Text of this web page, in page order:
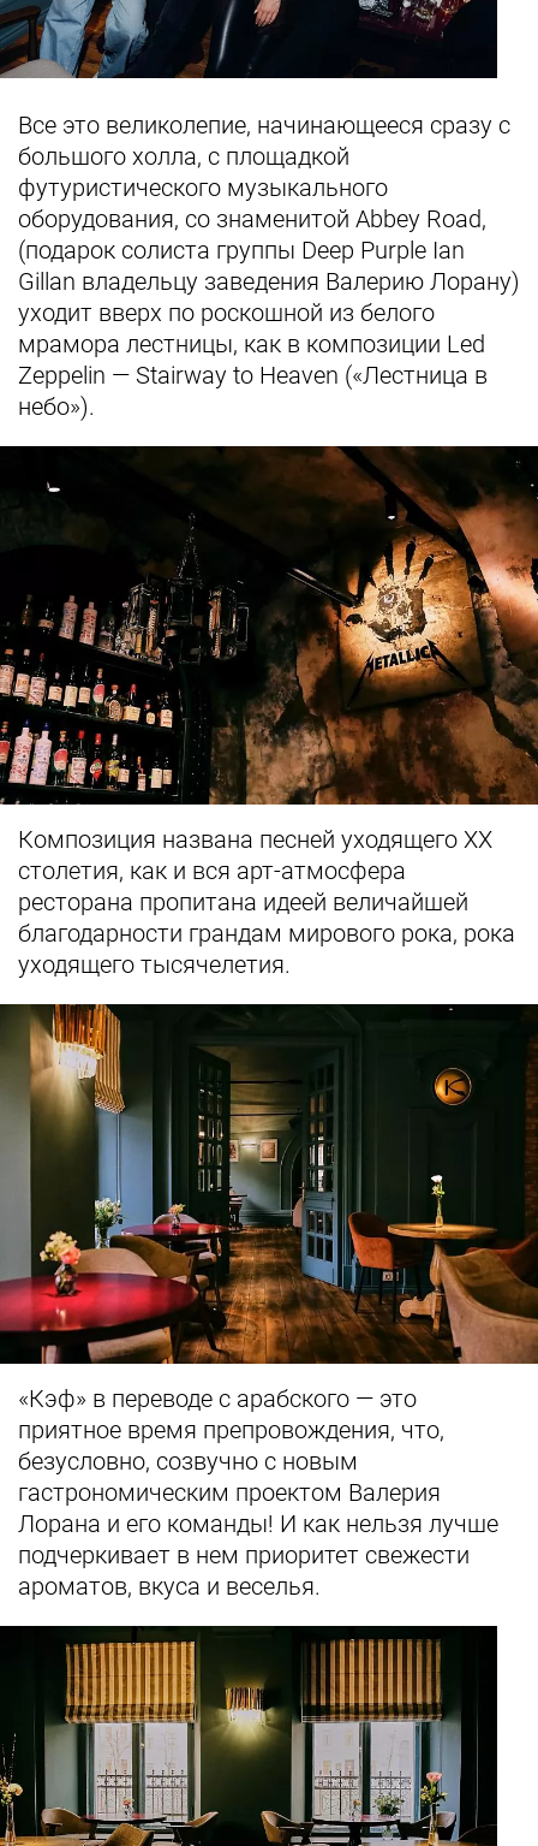
Все это великолепие, начинающееся сразу с
большого холла, с площадкой
футуристического музыкального
оборудования, со знаменитой Abbey Road,
(подарок солиста группы Deep Purple Ian
Gillan владельцу заведения Валерию Лорану)
уходит вверх по роскошной из белого
мрамора лестницы, как в композиции Led
Zeppelin — Stairway to Heaven («Лестница в
небо»).
Композиция названа песней уходящего ХХ
столетия, как и вся арт-атмосфера
ресторана пропитана идеей величайшей
благодарности грандам мирового рока, рока
уходящего тысячелетия.
«Кэф» в переводе с арабского — это
приятное время препровождения, что,
безусловно, созвучно с новым
гастрономическим проектом Валерия
Лорана и его команды! И как нельзя лучше
подчеркивает в нем приоритет свежести
ароматов, вкуса и веселья.